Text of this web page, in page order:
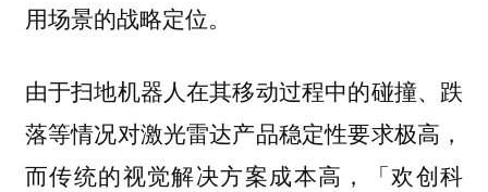
用场景的战略定位。
由于扫地机器人在其移动过程中的碰撞、跌
落等情况对激光雷达产品稳定性要求极高，
而传统的视觉解决方案成本高，「欢创科